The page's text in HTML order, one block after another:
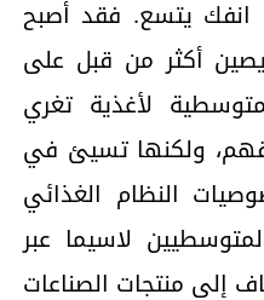
انفك يتسع. فقد أصبح
أكثر من قبل على
لأغذية تغري
ولكنها تسيئ في
النظام الغذائي
لاسيما عبر
إلى منتجات الصناعات